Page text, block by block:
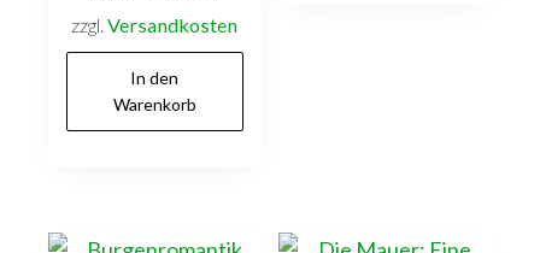
zzgl.Versandkosten
In den
Warenkorb